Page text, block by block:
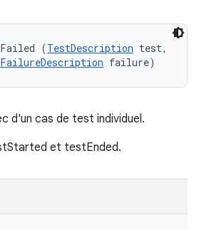
(TestDescription test,
FailureDescription failure)
d'un cas de test individuel.
et testEnded.